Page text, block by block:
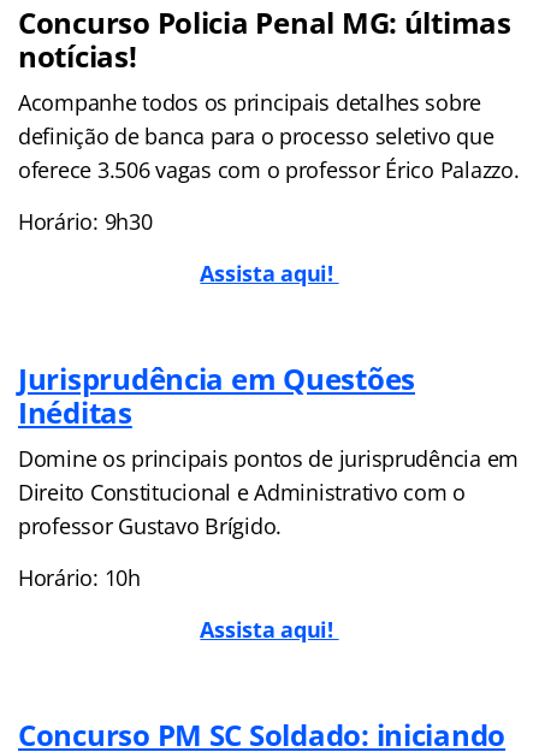
Concurso Policia Penal MG: últimas
notícias!
Acompanhe todos os principais detalhes sobre
definição de banca para o processo seletivo que
oferece 3.506 vagas com o professor Érico Palazzo.
Horário: 9h30
Assista aqui!
Jurisprudência em Questões
Inéditas
Domine os principais pontos de jurisprudência em
Direito Constitucional e Administrativo com o
professor Gustavo Brígido.
Horário: 10h
Assista aqui!
Concurso PM SC Soldado: iniciando